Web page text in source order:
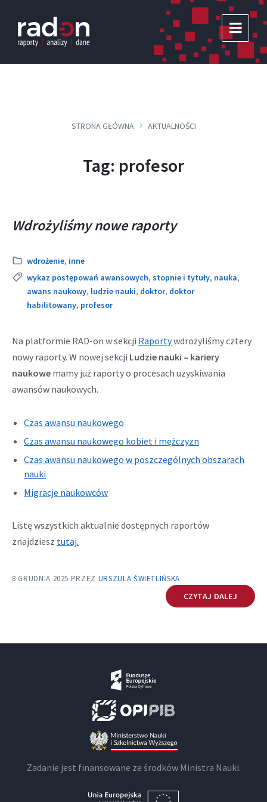
content
main
navigation
footer
STRONA GŁÓWNA AKTUALNOŚCI
Tag: profesor
Wdrożyliśmy nowe raporty
Kategoria:
wdrożenie, inne
Tags:
wykaz postępowań awansowych, stopnie i tytuły, nauka,
awans naukowy, ludzie nauki, doktor, doktor
habilitowany, profesor
Na platformie RAD-on w sekcji RaportyOdnośnik
otwiera
się
wdrożyliśmy cztery
nowy raporty. W nowej sekcji Ludzie nauki – kariery
naukowe mamy już raporty o procesach uzyskiwania
awansów naukowych.
Czas awansu naukowego
Czas awansu naukowego kobiet i mężczyzn
Czas awansu naukowego w poszczególnych obszarach
nauki
Migracje naukowców
Listę wszystkich aktualnie dostępnych raportów
znajdziesz tutaj.
8 GRUDNIA 2025 PRZEZ URSZULA ŚWIETLIŃSKA
CZYTAJ DALEJ
Zadanie jest finansowane ze środków Ministra Nauki.